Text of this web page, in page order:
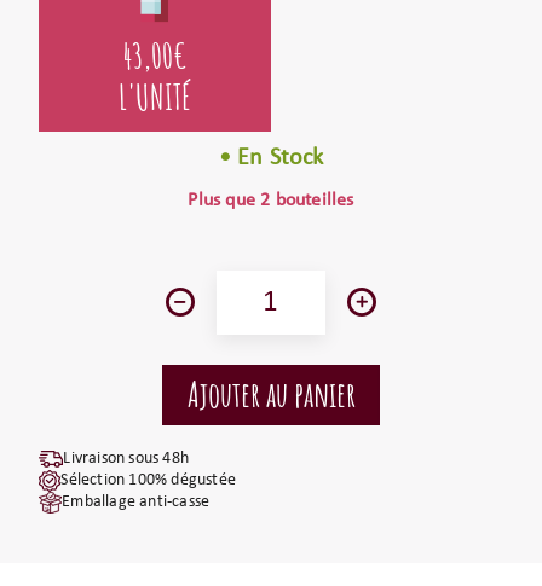
43,00€
L'UNITÉ
• En Stock
Plus que 2 bouteilles
Livraison sous 48h
Sélection 100% dégustée
Emballage anti-casse